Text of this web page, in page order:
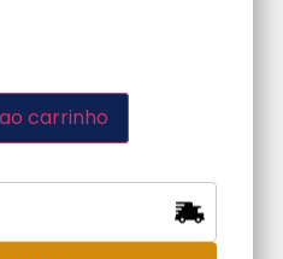
carrinho